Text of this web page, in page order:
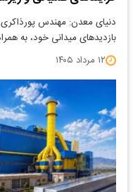
دنیای معدن: مهندس
بازدیدهای میدانی خود، به
۱۲ مرداد ۱۴۰۵